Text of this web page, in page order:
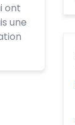
ont
une